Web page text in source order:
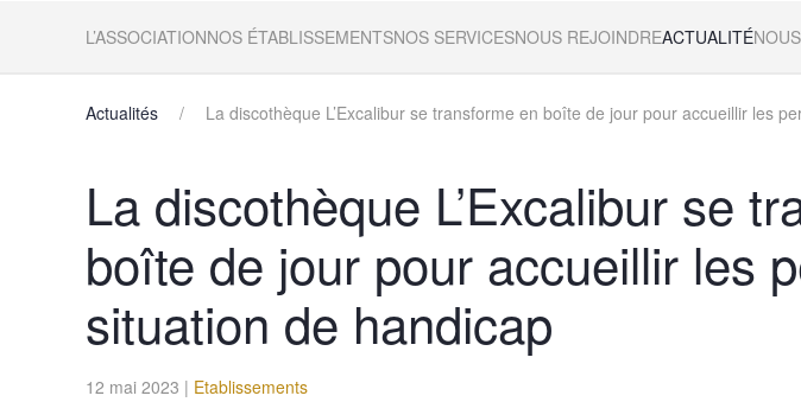
L’ASSOCIATIONNOS ÉTABLISSEMENTSNOS SERVICESNOUS REJOINDREACTUALITÉ
Actualités La discothèque L’Excalibur se transforme en boîte de jour pour accueillir les
La discothèque L’Excalibur se
boîte de jour pour accueillir les
situation de handicap
12 mai 2023 | Etablissements